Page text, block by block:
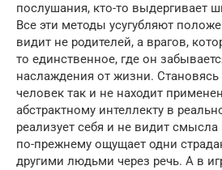
послушания, кто-то выдергивает
Все эти методы усугубляют
видит не родителей, а врагов,
то единственное, где он
наслаждения от жизни.
человек так и не находит
абстрактному интеллекту в
реализует себя и не видит
по-прежнему ощущает одни
другими людьми через речь. А в